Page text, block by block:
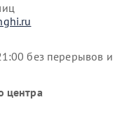
без перерывов
центра